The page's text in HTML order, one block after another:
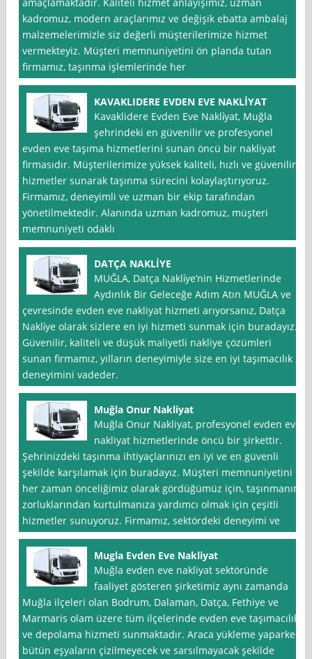
kadromuz, modern araçlarımız ve değişik ebatta ambalaj
malzemelerimizle siz değerli müşterilerimize hizmet
vermekteyiz. Müşteri memnuniyetini ön planda tutan
firmamız, taşınma işlemlerinde her
KAVAKLIDERE EVDEN EVE NAKLİYAT
Kavaklidere Evden Eve Nakli̇yat, Muğla
şehrindeki en güvenilir ve profesyonel
evden eve taşıma hizmetlerini sunan öncü bir nakliyat
firmasıdır. Müşterilerimize yüksek kaliteli, hızlı ve güvenilir
hizmetler sunarak taşınma sürecini kolaylaştırıyoruz.
Firmamız, deneyimli ve uzman bir ekip tarafından
yönetilmektedir. Alanında uzman kadromuz, müşteri
memnuniyeti odaklı
DATÇA NAKLİYE
MUĞLA, Datça Nakli̇ye’nin Hizmetlerinde
Aydınlık Bir Geleceğe Adım Atın MUĞLA ve
çevresinde evden eve nakliyat hizmeti arıyorsanız, Datça
Nakli̇ye olarak sizlere en iyi hizmeti sunmak için buradayız.
Güvenilir, kaliteli ve düşük maliyetli nakliye çözümleri
sunan firmamız, yılların deneyimiyle size en iyi taşımacılık
deneyimini vadeder.
Muğla Onur Nakliyat
Muğla Onur Nakliyat, profesyonel evden eve
nakliyat hizmetlerinde öncü bir şirkettir.
Şehrinizdeki taşınma ihtiyaçlarınızı en iyi ve en güvenli
şekilde karşılamak için buradayız. Müşteri memnuniyetini
her zaman önceliğimiz olarak gördüğümüz için, taşınmanın
zorluklarından kurtulmanıza yardımcı olmak için çeşitli
hizmetler sunuyoruz. Firmamız, sektördeki deneyimi ve
Mugla Evden Eve Nakliyat
Muğla evden eve nakliyat sektöründe
faaliyet gösteren şirketimiz aynı zamanda
Muğla ilçeleri olan Bodrum, Dalaman, Datça, Fethiye ve
Marmaris olam üzere tüm ilçelerinde evden eve taşımacılık
ve depolama hizmeti sunmaktadır. Araca yükleme yaparken
bütün eşyaların çizilmeyecek ve sarsılmayacak şekilde